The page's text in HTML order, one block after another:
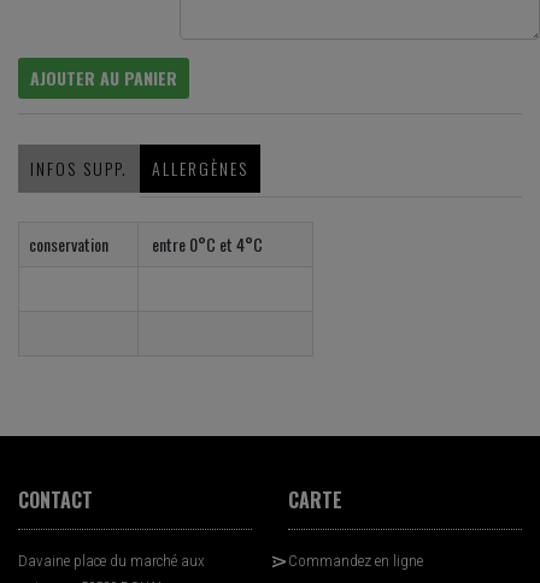
AJOUTER AU PANIER
INFOS SUPP. ALLERGÈNES
conservation entre 0°C et 4°C
CONTACT
Davaine place du marché aux
CARTE
Commandez en ligne